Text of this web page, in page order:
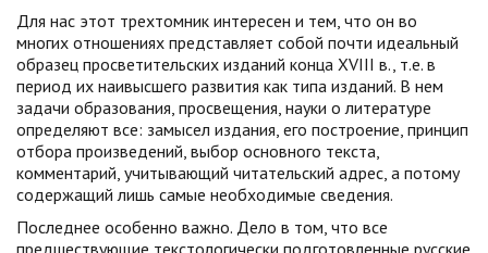
Для нас этот трехтомник интересен и тем, что он во
многих отношениях представляет собой почти идеальный
образец просветительских изданий конца XVIII в., т.е. в
период их наивысшего развития как типа изданий. В нем
задачи образования, просвещения, науки о литературе
определяют все: замысел издания, его построение, принцип
отбора произведений, выбор основного текста,
комментарий, учитывающий читательский адрес, а потому
содержащий лишь самые необходимые сведения.
Последнее особенно важно. Дело в том, что все
предшествующие текстологически подготовленные русские